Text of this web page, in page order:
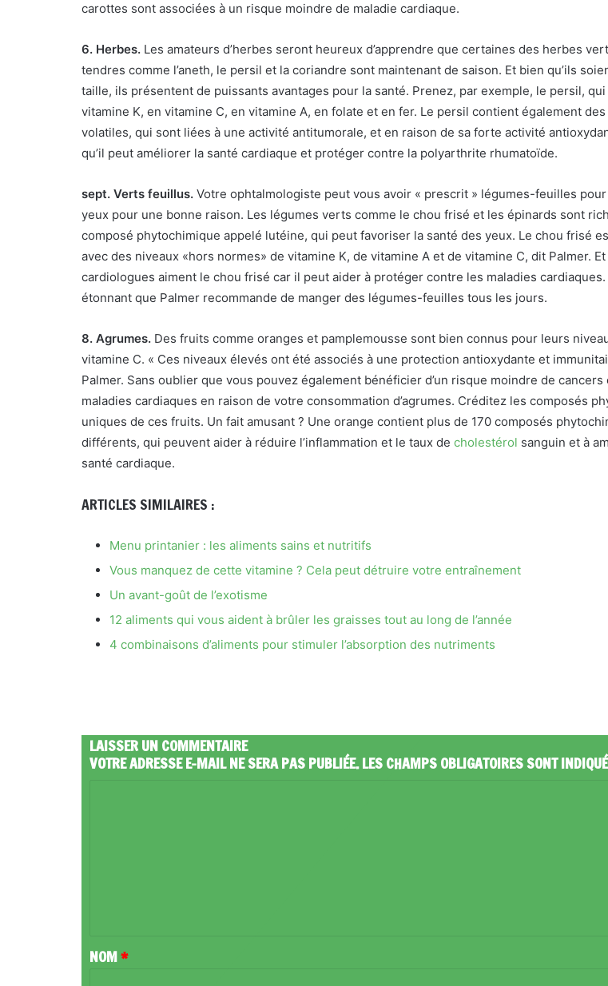
carottes sont associées à un risque moindre de maladie cardiaque.
6. Herbes. Les amateurs d’herbes seront heureux d’apprendre que certaines des herbes
tendres comme l’aneth, le persil et la coriandre sont maintenant de saison. Et bien qu’ils
taille, ils présentent de puissants avantages pour la santé. Prenez, par exemple, le persil,
vitamine K, en vitamine C, en vitamine A, en folate et en fer. Le persil contient également
volatiles, qui sont liées à une activité antitumorale, et en raison de sa forte activité
qu’il peut améliorer la santé cardiaque et protéger contre la polyarthrite rhumatoïde.
sept. Verts feuillus. Votre ophtalmologiste peut vous avoir « prescrit » légumes-feuilles
yeux pour une bonne raison. Les légumes verts comme le chou frisé et les épinards sont
composé phytochimique appelé lutéine, qui peut favoriser la santé des yeux. Le chou frisé
avec des niveaux «hors normes» de vitamine K, de vitamine A et de vitamine C, dit Palmer. Et
cardiologues aiment le chou frisé car il peut aider à protéger contre les maladies cardiaques.
étonnant que Palmer recommande de manger des légumes-feuilles tous les jours.
8. Agrumes. Des fruits comme oranges et pamplemousse sont bien connus pour leurs
vitamine C. « Ces niveaux élevés ont été associés à une protection antioxydante et
Palmer. Sans oublier que vous pouvez également bénéficier d’un risque moindre de
maladies cardiaques en raison de votre consommation d’agrumes. Créditez les composés
uniques de ces fruits. Un fait amusant ? Une orange contient plus de 170 composés
différents, qui peuvent aider à réduire l’inflammation et le taux de cholestérol sanguin et à
santé cardiaque.
ARTICLES SIMILAIRES :
Menu printanier : les aliments sains et nutritifs
Vous manquez de cette vitamine ? Cela peut détruire votre entraînement
Un avant-goût de l’exotisme
12 aliments qui vous aident à brûler les graisses tout au long de l’année
4 combinaisons d’aliments pour stimuler l’absorption des nutriments
LAISSER UN COMMENTAIRE
VOTRE ADRESSE E-MAIL NE SERA PAS PUBLIÉE.LES CHAMPS OBLIGATOIRES SONT
A
NOM*